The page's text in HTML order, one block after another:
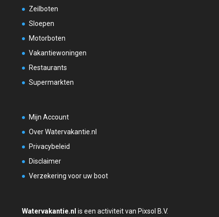
Zeilboten
Sloepen
Motorboten
Vakantiewoningen
Restaurants
Supermarkten
Mijn Account
Over Watervakantie.nl
Privacybeleid
Disclaimer
Verzekering voor uw boot
Watervakantie.nl is een activiteit van Pixsol B.V.